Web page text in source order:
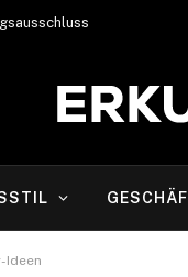
Ideen